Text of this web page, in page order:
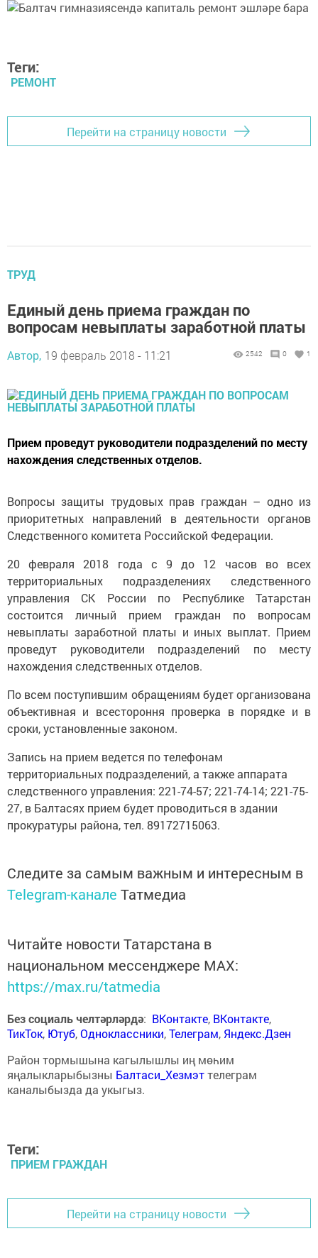
Теги:
РЕМОНТ
Перейти на страницу новости
ТРУД
Единый день приема граждан по
вопросам невыплаты заработной платы
Автор, 19 февраль 2018 - 11:21 2542 0 1
Прием проведут руководители подразделений по месту
нахождения следственных отделов.
Вопросы защиты трудовых прав граждан – одно из
приоритетных направлений в деятельности органов
Следственного комитета Российской Федерации.
20 февраля 2018 года с 9 до 12 часов во всех
территориальных подразделениях следственного
управления СК России по Республике Татарстан
состоится личный прием граждан по вопросам
невыплаты заработной платы и иных выплат. Прием
проведут руководители подразделений по месту
нахождения следственных отделов.
По всем поступившим обращениям будет организована
объективная и всестороння проверка в порядке и в
сроки, установленные законом.
Запись на прием ведется по телефонам
территориальных подразделений, а также аппарата
следственного управления: 221-74-57; 221-74-14; 221-75-
27, в Балтасях прием будет проводиться в здании
прокуратуры района, тел. 89172715063.
Следите за самым важным и интересным в
Telegram-канале Татмедиа
Читайте новости Татарстана в
национальном мессенджере MАХ:
https://max.ru/tatmedia
Без социаль челтәрләрдә: ВКонтакте, ВКонтакте,
ТикТок, Ютуб,Одноклассники,Телеграм, Яндекс.Дзен
Район тормышына кагылышлы иң мөһим
яңалыкларыбызны Балтаси_Хезмэттелеграм
каналыбызда да укыгыз.
Теги:
ПРИЕМ ГРАЖДАН
Перейти на страницу новости